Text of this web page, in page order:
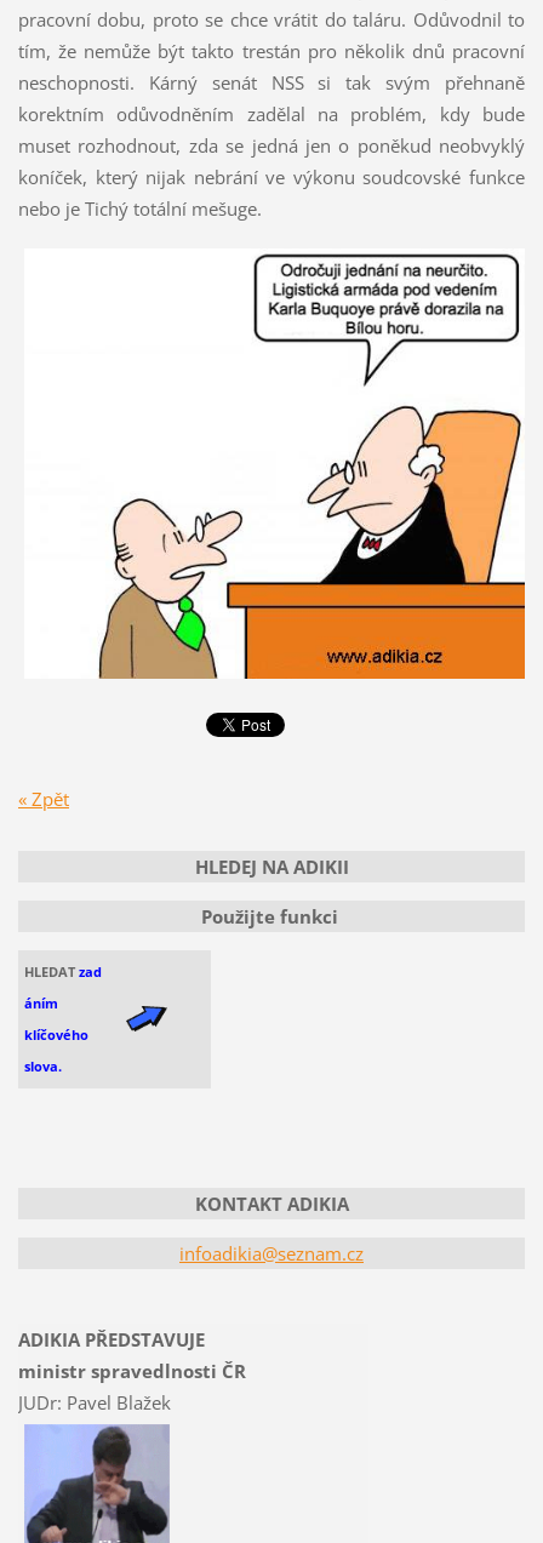
pracovní dobu, proto se chce vrátit do taláru. Odůvodnil to
tím, že nemůže být takto trestán pro několik dnů pracovní
neschopnosti. Kárný senát NSS si tak svým přehnaně
korektním odůvodněním zadělal na problém, kdy bude
muset rozhodnout, zda se jedná jen o poněkud neobvyklý
koníček, který nijak nebrání ve výkonu soudcovské funkce
nebo je Tichý totální mešuge.
« Zpět
HLEDEJ NA ADIKII
Použijte funkci
HLEDAT zad
áním
klíčového
slova.
KONTAKT ADIKIA
infoadikia@seznam.cz
ADIKIA PŘEDSTAVUJE
ministr spravedlnosti ČR
JUDr: Pavel Blažek